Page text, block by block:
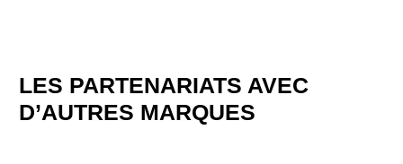
LES PARTENARIATS AVEC
D’AUTRES MARQUES